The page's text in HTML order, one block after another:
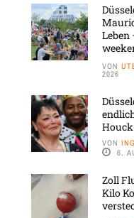
VON
2026
VON
6.
Zoll
Kilo